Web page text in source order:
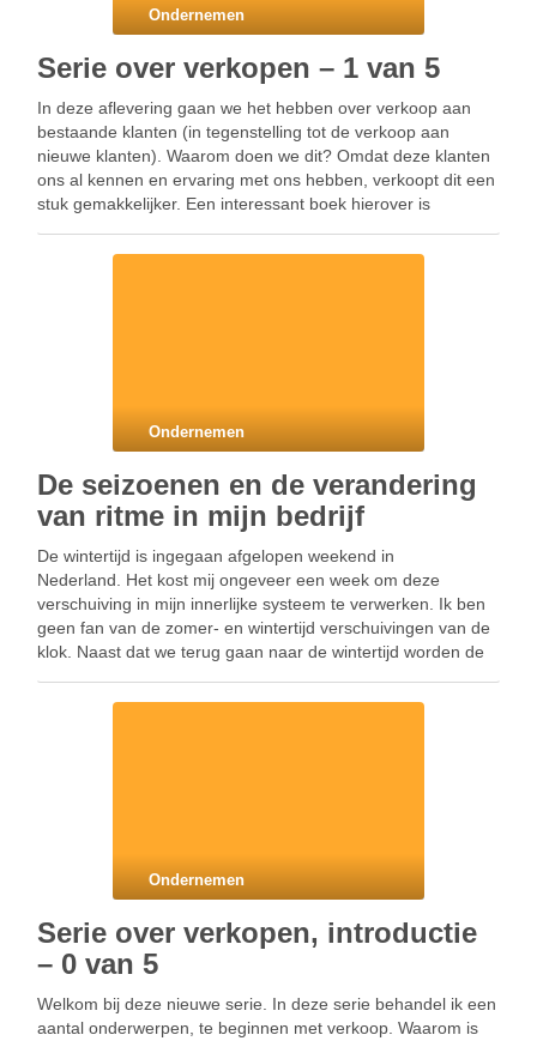
Ondernemen
Serie over verkopen – 1 van 5
In deze aflevering gaan we het hebben over verkoop aan
bestaande klanten (in tegenstelling tot de verkoop aan
nieuwe klanten). Waarom doen we dit? Omdat deze klanten
ons al kennen en ervaring met ons hebben, verkoopt dit een
stuk gemakkelijker. Een interessant boek hierover is
Ondernemen
De seizoenen en de verandering
van ritme in mijn bedrijf
De wintertijd is ingegaan afgelopen weekend in
Nederland. Het kost mij ongeveer een week om deze
verschuiving in mijn innerlijke systeem te verwerken. Ik ben
geen fan van de zomer- en wintertijd verschuivingen van de
klok. Naast dat we terug gaan naar de wintertijd worden de
Ondernemen
Serie over verkopen, introductie
– 0 van 5
Welkom bij deze nieuwe serie. In deze serie behandel ik een
aantal onderwerpen, te beginnen met verkoop. Waarom is